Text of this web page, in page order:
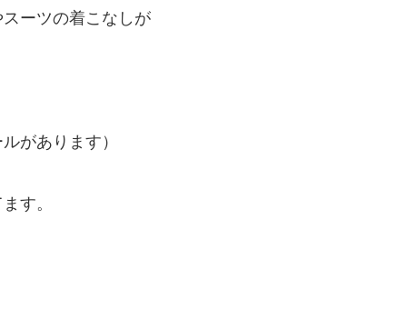
ーツの着こなしが
があります）
す。